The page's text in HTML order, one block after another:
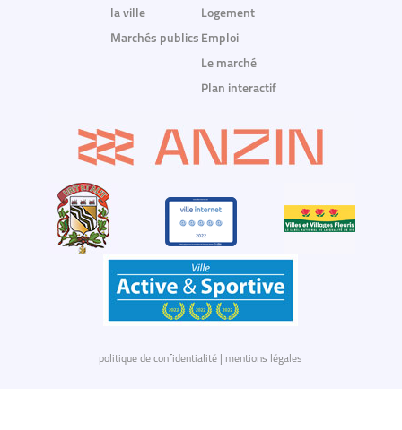
la ville
Marchés publics
Logement
Emploi
Le marché
Plan interactif
politique de confidentialité mentions légales